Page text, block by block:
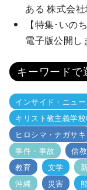
ある 株式会
【特集･いの
電子版公開し
キーワードで
インサイド・ニュー
キリスト教主義学
ヒロシマ・ナガサキ
事件・事故
信
教育
文学
沖縄
災害